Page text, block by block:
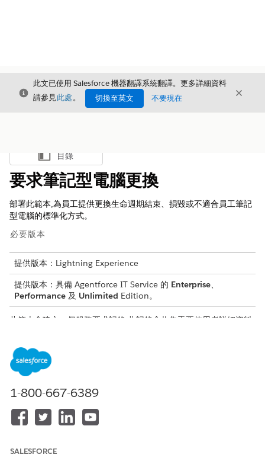
結束
此文已使用 Salesforce 機器翻譯系統翻譯。更多詳細資料
請參見此處。 切換至英文 不要現在 結束
顯示目錄
目錄
要求筆記型電腦更換
部署此範本,為員工提供更換生命週期結束、損毀或不適合員工筆記
型電腦的標準化方式。
必要版本
提供版本：Lightning Experience
提供版本：具備 Agentforce IT Service 的 Enterprise、
Performance 及 Unlimited Edition。
此範本會建立一個服務要求記錄,此記錄會收集重要使用者詳細資料,
入院屬性
此範本的入院表單會從員工中取用以下詳細資料:
更換原因:要求更換筆記型電腦的原因。
作業系統:更換裝置的偏好作業系統。
磁碟大小:更換筆記型電腦的必要磁碟儲存大小。
1-800-667-6389
SALESFORCE